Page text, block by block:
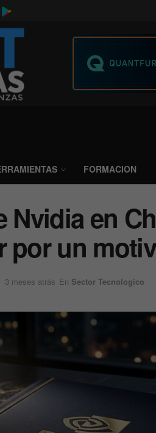
FORMACION
Nvidia en
por un
3 meses atrás En Sector Tecnologico